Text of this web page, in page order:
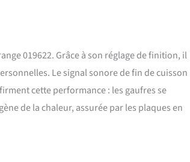
des plaques Poignées en bakélite
35 x 31 x 14,5 cm
019622. Grâce à son réglage de finition, il
Le signal sonore de fin de cuisson
cette performance : les gaufres se
de la chaleur, assurée par les plaques en